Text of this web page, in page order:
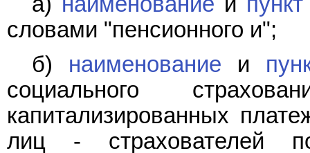
словами "пенсионного и";
б) наименование и
социального
капитализированных
лиц - страхователей